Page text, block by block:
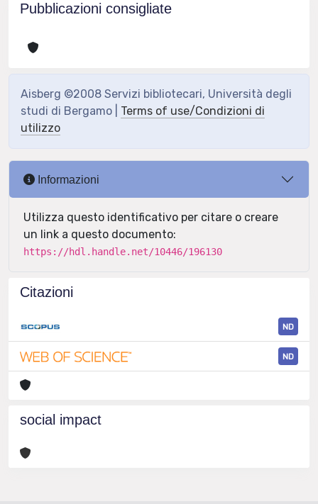
Pubblicazioni consigliate
Aisberg ©2008 Servizi bibliotecari, Università degli
studi di Bergamo | Terms of use/Condizioni di
utilizzo
Informazioni
Utilizza questo identificativo per citare o creare
un link a questo documento:
https://hdl.handle.net/10446/196130
Citazioni
ND
ND
social impact